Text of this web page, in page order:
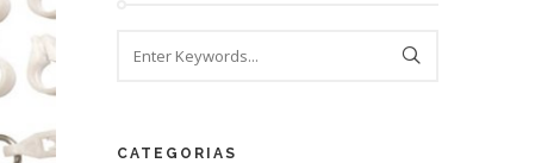
CATEGORIAS